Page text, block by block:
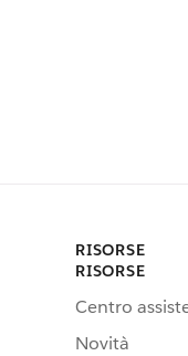
RISORSE
RISORSE
Centro
Novità